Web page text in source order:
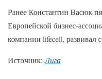
Ранее Константин Васюк
Европейской бизнес-
компании lifecell, развивал
Источник:Лига